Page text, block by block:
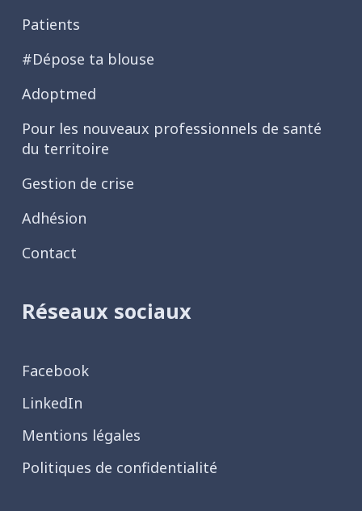
Patients
#Dépose ta blouse
Adoptmed
Pour les nouveaux professionnels de santé
du territoire
Gestion de crise
Adhésion
Contact
Réseaux sociaux
Facebook
LinkedIn
Mentions légales
Politiques de confidentialité